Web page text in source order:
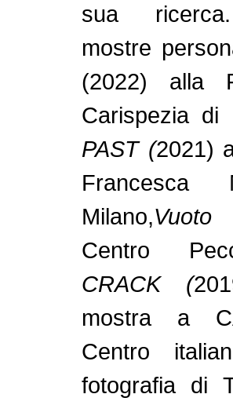
sua
mostre
(2022) alla
Carispezia di
PAST(2021)
Francesca
Milano,Vuoto
Centro
CRACK (
mostra a
Centro
fotografia di